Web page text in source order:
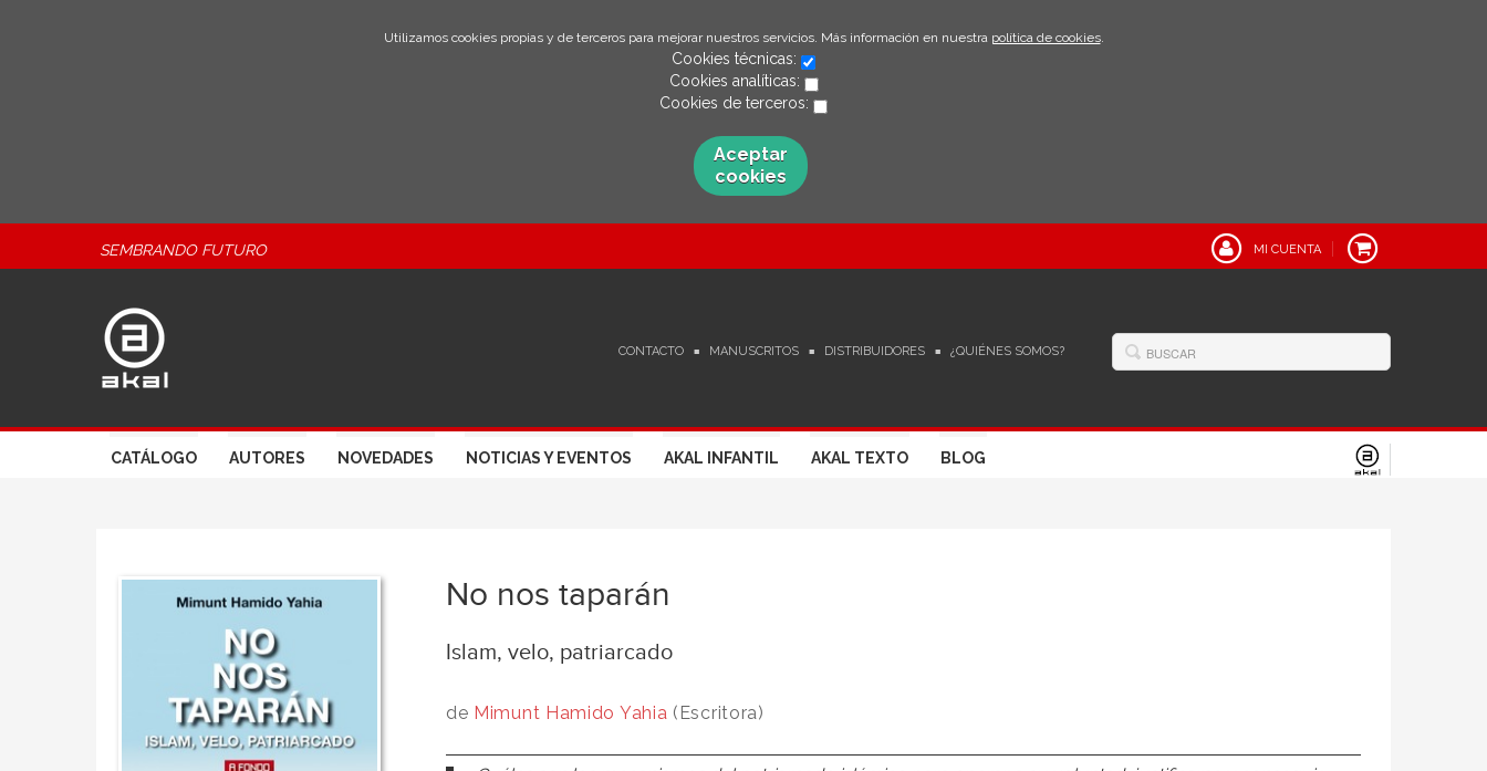
Utilizamos cookies propias y de terceros para mejorar nuestros servicios. Más información en nuestra política de cookies.
Cookies técnicas:
Cookies analíticas:
Cookies de terceros:
Aceptar
cookies
SEMBRANDO FUTURO MI CUENTA
CONTACTO MANUSCRITOS DISTRIBUIDORES ¿QUIÉNES SOMOS?
CATÁLOGO AUTORES NOVEDADES NOTICIAS Y EVENTOS AKAL INFANTIL AKAL TEXTO BLOG
No nos taparán
Islam, velo, patriarcado
de Mimunt Hamido Yahia (Escritora)